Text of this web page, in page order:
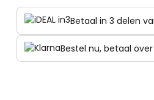
Betaal in 3 delen
Bestel nu, betaal